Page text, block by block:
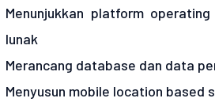
Menunjukkan platform
lunak
Merancang database dan data
Menyusun mobile location based